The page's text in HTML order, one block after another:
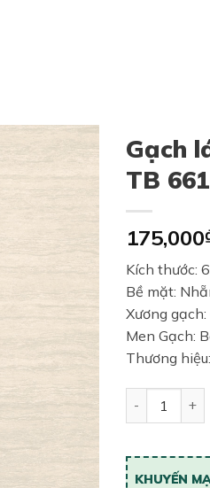
Gạch
TB
175,000
Kích thước:
Bề mặt:
Xương
Men Gạch:
Thương
KHUYẾN